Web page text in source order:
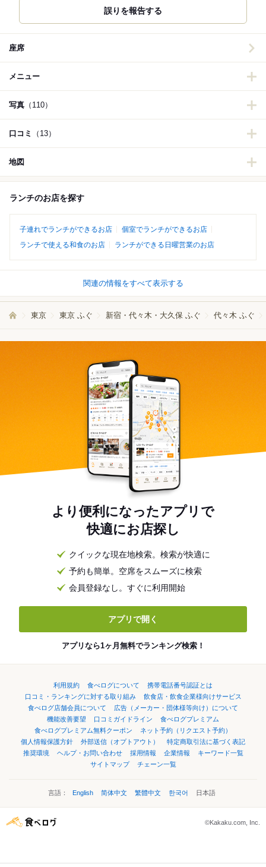
誤りを報告する
座席
メニュー
写真 （110）
口コミ （13）
地図
ランチのお店を探す
子連れでランチができるお店
個室でランチができるお店
ランチで使える和食のお店
ランチができる日曜営業のお店
関連の情報をすべて表示する
東京 東京 ふぐ 新宿・代々木・大久保 ふぐ 代々木 ふぐ
より便利になったアプリで
快適にお店探し
クイックな現在地検索。検索が快適に
予約も簡単。空席をスムーズに検索
会員登録なし。すぐに利用開始
アプリで開く
アプリなら1ヶ月無料でランキング検索！
利用規約 食べログについて
携帯電話番号認証とは
口コミ・ランキングに対する取り組み
飲食店・飲食企業様向けサービス
食べログ店舗会員について
広告（メーカー・団体様等向け）について
機能改善要望
口コミガイドライン
食べログプレミアム
食べログプレミアム無料クーポン
ネット予約（リクエスト予約）
個人情報保護方針
外部送信（オプトアウト）
特定商取引法に基づく表記
推奨環境
ヘルプ・お問い合わせ 採用情報 企業情報
キーワード一覧
サイトマップ
チェーン一覧
言語： English 简体中文 繁體中文 한국어 日本語
©Kakaku.com, Inc.